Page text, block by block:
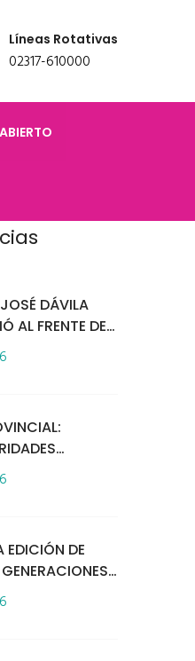
Líneas Rotativas
02317-610000
DÁVILA
AL FRENTE DE
COMUNAL
UN
EDICIÓN DE